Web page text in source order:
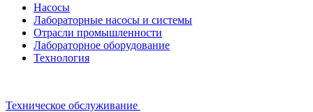
Насосы
Лабораторные насосы и системы
Отрасли промышленности
Лабораторное оборудование
Технология
Техническое обслуживание